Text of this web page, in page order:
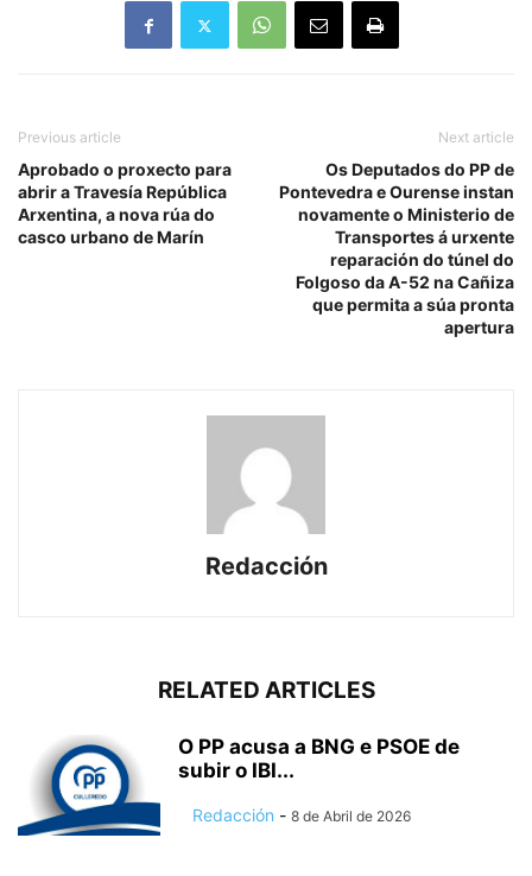
Previous article
Aprobado o proxecto para
abrir a Travesía República
Arxentina, a nova rúa do
casco urbano de Marín
Next article
Os Deputados do PP de
Pontevedra e Ourense instan
novamente o Ministerio de
Transportes á urxente
reparación do túnel do
Folgoso da A-52 na Cañiza
que permita a súa pronta
apertura
Redacción
RELATED ARTICLES
O PP acusa a BNG e PSOE de
subir o IBI...
Redacción - 8 de Abril de 2026